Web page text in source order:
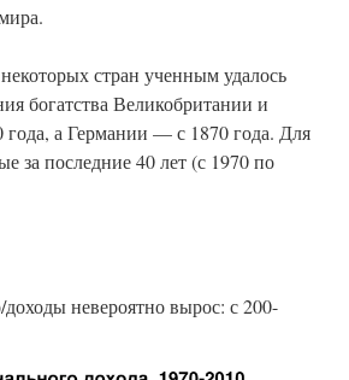
стран ученным удалось
богатства Великобритании и
а Германии — с 1870 года. Для
последние 40 лет (с 1970 по
невероятно вырос: с 200-